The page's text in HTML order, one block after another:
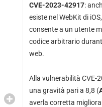
CVE-2023-42917:
esiste nel WebKit di
consente a un utente
codice arbitrario
web.
Alla vulnerabilità CVE-
una gravità pari a 8,8 (
averla corretta